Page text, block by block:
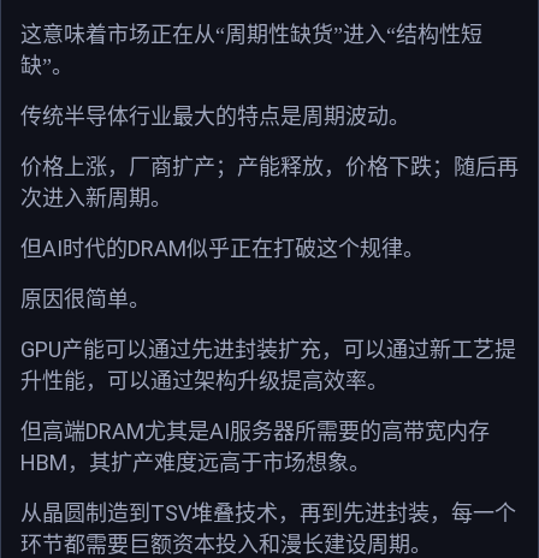
这意味着市场正在从“周期性缺货”进入“结构性短
缺”。
传统半导体行业最大的特点是周期波动。
价格上涨，厂商扩产；产能释放，价格下跌；随后再
次进入新周期。
但AI时代的DRAM似乎正在打破这个规律。
原因很简单。
GPU产能可以通过先进封装扩充，可以通过新工艺提
升性能，可以通过架构升级提高效率。
但高端DRAM尤其是AI服务器所需要的高带宽内存
HBM ，其扩产难度远高于市场想象。
从晶圆制造到 TSV堆叠技术，再到先进封装，每一个
环节都需要巨额资本投入和漫长建设周期。